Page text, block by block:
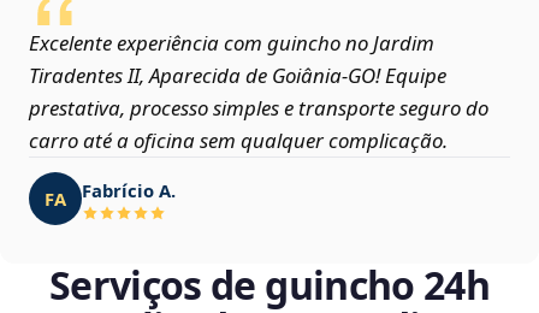
Excelente experiência com guincho no Jardim
Tiradentes II, Aparecida de Goiânia‑GO! Equipe
prestativa, processo simples e transporte seguro do
carro até a oficina sem qualquer complicação.
FA Fabrício A.
Serviços de guincho 24h